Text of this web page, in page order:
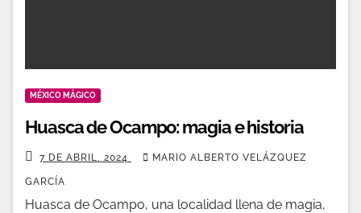
MÉXICO MÁGICO
Huasca de Ocampo: magia e historia
7 DE ABRIL, 2024 MARIO ALBERTO VELÁZQUEZ
GARCÍA
Huasca de Ocampo, una localidad llena de magia,